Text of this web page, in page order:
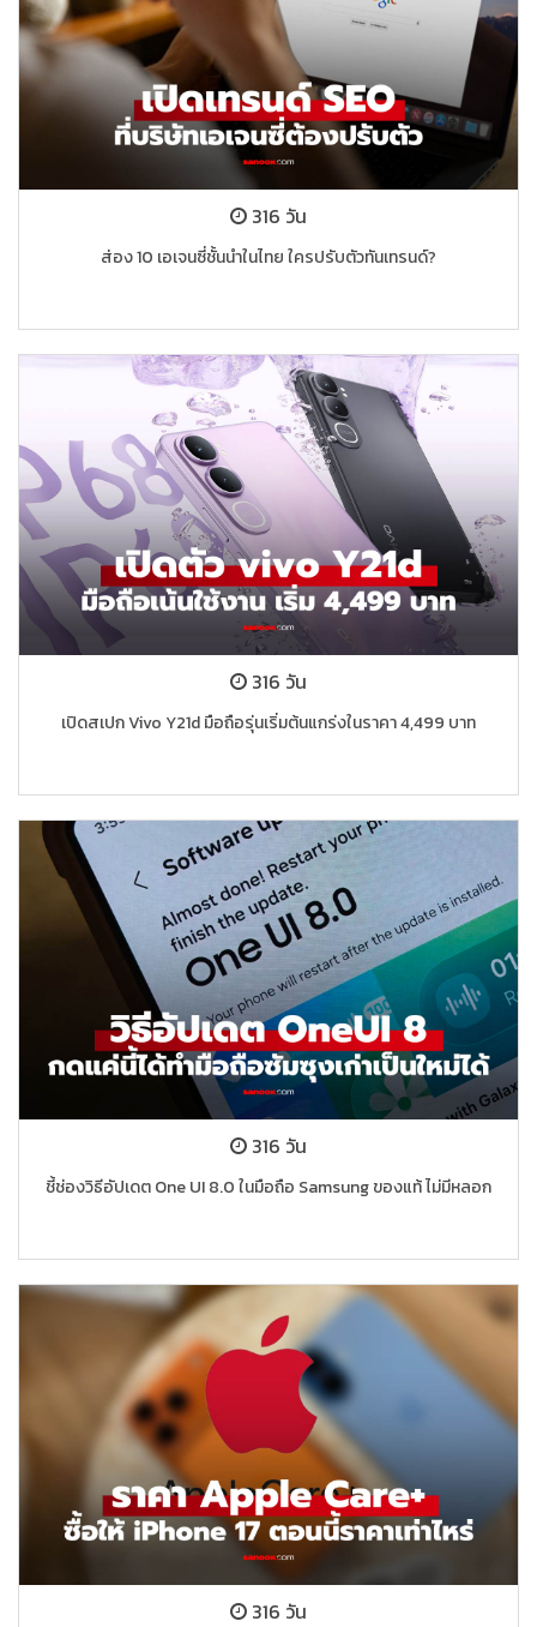
316 วัน
ส่อง 10 เอเจนซี่ชั้นนำในไทย ใครปรับตัวทันเทรนด์?
316 วัน
เปิดสเปก Vivo Y21d มือถือรุ่นเริ่มต้นแกร่งในราคา 4,499 บาท
316 วัน
ชี้ช่องวิธีอัปเดต One UI 8.0 ในมือถือ Samsung ของแท้ ไม่มีหลอก
316 วัน